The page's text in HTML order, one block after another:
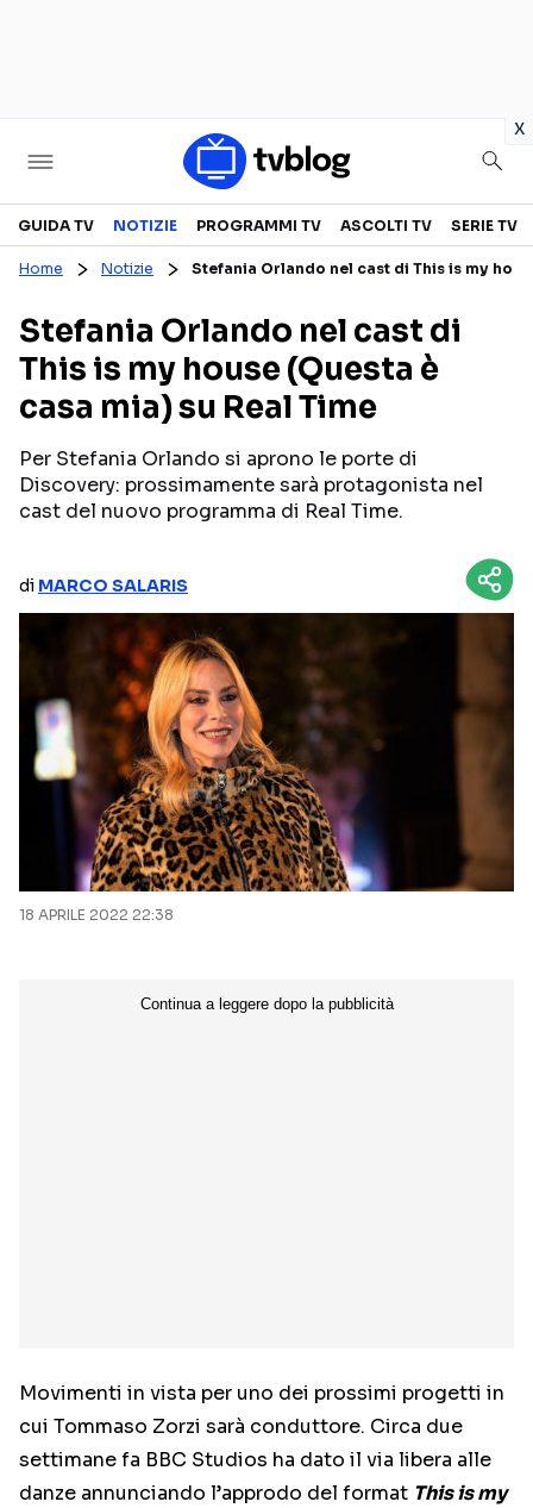
x
Televisione
CANALI TV
PROGRAMMI TV
PERSONAGGI TV
SERIE TV
REALITY SHOW
FICTION
Streaming
AMAZON PRIME VIDEO
RAIPLAY
DAZN
Categorie
NOTIZIE
ANTEPRIME
RETROSCENA
INTERVISTE
RUBRICHE
GUIDA TV NOTIZIE PROGRAMMI TV ASCOLTI TV SERIE TV
Home Notizie Stefania Orlando nel cast di This is my
Stefania Orlando nel cast di
This is my house (Questa è
casa mia) su Real Time
Per Stefania Orlando si aprono le porte di
Discovery: prossimamente sarà protagonista nel
cast del nuovo programma di Real Time.
di MARCO SALARIS
18 APRILE 2022 22:38
Movimenti in vista per uno dei prossimi progetti in
cui Tommaso Zorzi sarà conduttore. Circa due
settimane fa BBC Studios ha dato il via libera alle
danze annunciando l’approdo del format This is my